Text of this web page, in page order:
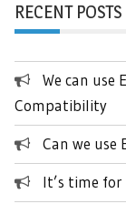
RECENT POSTS
We can use
Compatibility
Can we use
It’s time